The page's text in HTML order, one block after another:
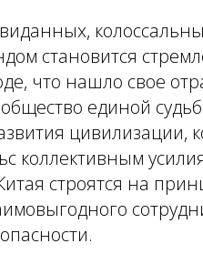
становится
что нашло свое
единой
цивилизации,
коллективным
строятся на